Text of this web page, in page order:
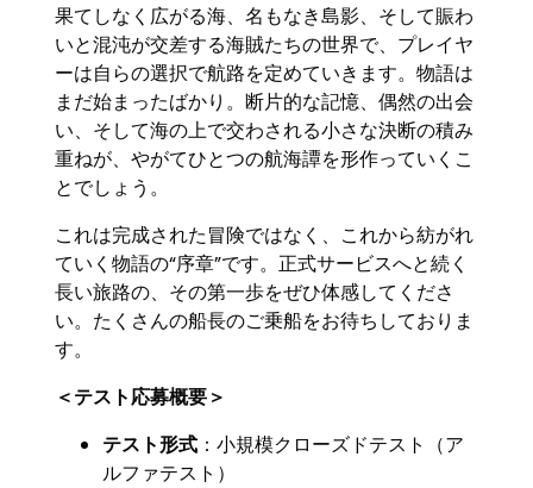
果てしなく広がる海、名もなき島影、そして賑わ
いと混沌が交差する海賊たちの世界で、プレイヤ
ーは自らの選択で航路を定めていきます。物語は
まだ始まったばかり。断片的な記憶、偶然の出会
い、そして海の上で交わされる小さな決断の積み
重ねが、やがてひとつの航海譚を形作っていくこ
とでしょう。
これは完成された冒険ではなく、これから紡がれ
ていく物語の“序章”です。正式サービスへと続く
長い旅路の、その第一歩をぜひ体感してくださ
い。たくさんの船長のご乗船をお待ちしておりま
す。
＜テスト応募概要＞
テスト形式 ：小規模クローズドテスト（ア
ルファテスト）